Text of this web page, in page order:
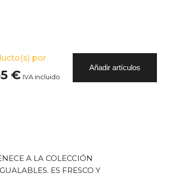
por
€ IVA incluido
Añadir artículos
A LA COLECCIÓN
ES FRESCO Y